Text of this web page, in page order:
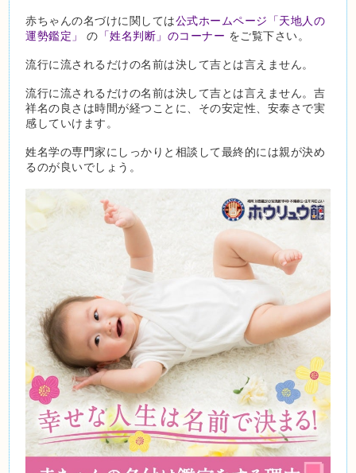
赤ちゃんの名づけに関しては公式ホームページ「天地人の
運勢鑑定」
の 「姓名判断」のコーナー をご覧下さい。
流行に流されるだけの名前は決して吉とは言えません。
流行に流されるだけの名前は決して吉とは言えません。吉
祥名の良さは時間が経つことに、その安定性、安泰さで実
感していけます。
姓名学の専門家にしっかりと相談して最終的には親が決め
るのが良いでしょう。